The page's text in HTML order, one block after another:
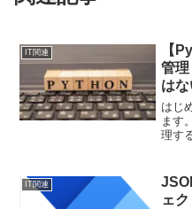
IT関連
【
管
は
備録
はじ
ます
理す
いま
IT関連
ェ